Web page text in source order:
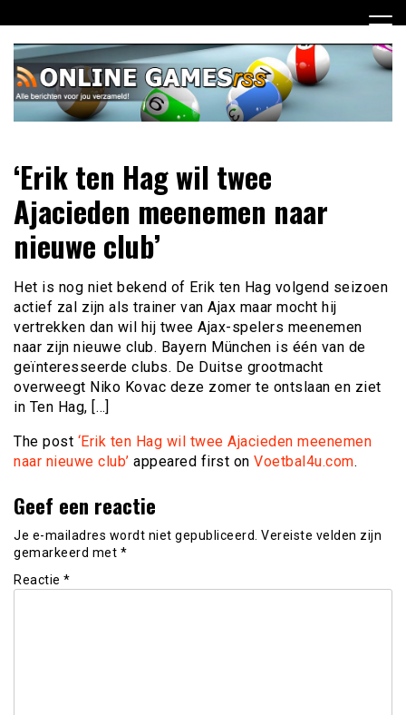
naar
inhoud
Online Games RSS
verzameld
‘Erik ten Hag wil twee
Ajacieden meenemen naar
nieuwe club’
Het is nog niet bekend of Erik ten Hag volgend seizoen
actief zal zijn als trainer van Ajax maar mocht hij
vertrekken dan wil hij twee Ajax-spelers meenemen
naar zijn nieuwe club. Bayern München is één van de
geïnteresseerde clubs. De Duitse grootmacht
overweegt Niko Kovac deze zomer te ontslaan en ziet
in Ten Hag, […]
The post ‘Erik ten Hag wil twee Ajacieden meenemen
naar nieuwe club’ appeared first on Voetbal4u.com.
Geef een reactie
Je e-mailadres wordt niet gepubliceerd. Vereiste velden zijn
gemarkeerd met *
Reactie *